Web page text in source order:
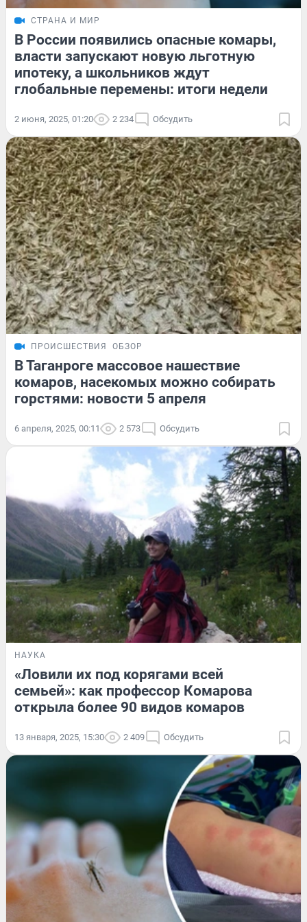
СТРАНА И МИР
В России появились опасные комары,
власти запускают новую льготную
ипотеку, а школьников ждут
глобальные перемены: итоги недели
2 июня, 2025, 01:20 2 234 Обсудить
ПРОИСШЕСТВИЯ ОБЗОР
В Таганроге массовое нашествие
комаров, насекомых можно собирать
горстями: новости 5 апреля
6 апреля, 2025, 00:11 2 573 Обсудить
НАУКА
«Ловили их под корягами всей
семьей»: как профессор Комарова
открыла более 90 видов комаров
13 января, 2025, 15:30 2 409 Обсудить